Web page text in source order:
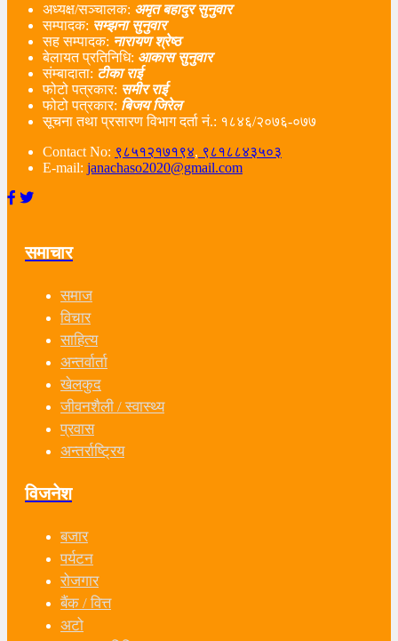
अध्यक्ष/सञ्चालक: अमृत बहादुर सुनुवार
सम्पादक: सम्झना सुनुवार
सह सम्पादक: नारायण श्रेष्ठ
बेलायत प्रतिनिधि: आकास सुनुवार
संम्बादाता: टीका राई
फोटो पत्रकार: समीर राई
फोटो पत्रकार: बिजय जिरेल
सूचना तथा प्रसारण विभाग दर्ता नं‌.: १८४६/२०७६-०७७
Contact No: ९८५१२१७१९४, ९८१८८४३५०३
E-mail: janachaso2020@gmail.com
समाचार
समाज
विचार
साहित्य
अन्तर्वार्ता
खेलकुद
जीवनशैली / स्वास्थ्य
प्रवास
अन्तर्राष्ट्रिय
विजनेश
बजार
पर्यटन
रोजगार
बैंक / वित्त
अटो